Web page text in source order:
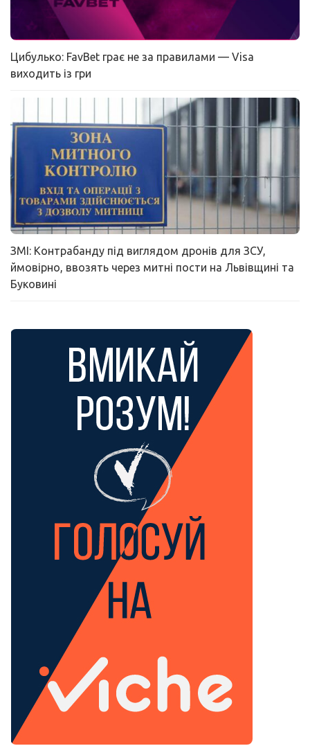
Цибулько: FavBet грає не за правилами — Visa
виходить із гри
ЗМІ: Контрабанду під виглядом дронів для ЗСУ,
ймовірно, ввозять через митні пости на Львівщині та
Буковині